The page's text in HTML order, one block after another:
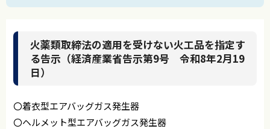
火薬類取締法の適用を受けない火工品を指定す
る告示（経済産業省告示第9号 令和8年2月19
日）
〇着衣型エアバッグガス発生器
〇ヘルメット型エアバッグガス発生器